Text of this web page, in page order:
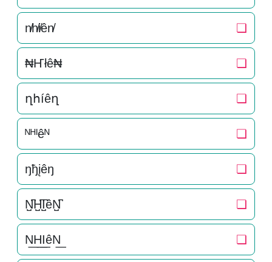
n̸h̸i̸ên̸ ❏
₦Ҥłê₦ ❏
ղհíêղ ❏
ᴺᴴᴵêᴺ ❏
ŋђįêŋ ❏
N̺͆H̺͆I̺͆êN̺͆ ❏
N͟H͟I͟êN͟ ❏